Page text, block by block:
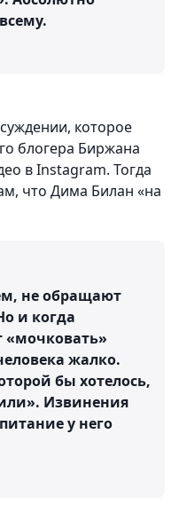
которое
блогера Биржана
в Instagram. Тогда
что Дима Билан «на
не обращают
и когда
жалко.
бы хотелось,
Извинения
у него